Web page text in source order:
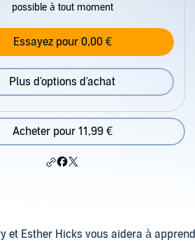
possible à tout moment
Essayez pour 0,00 €
Plus d'options d'achat
Acheter pour 11,99 €
et Esther Hicks vous aidera à